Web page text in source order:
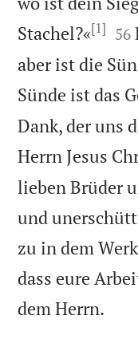
Stachel?«[1] 

56
aber ist die
Sünde ist das
Dank, der uns
Herrn Jesus
lieben Brüder
und
zu in dem
dass eure
dem Herrn.